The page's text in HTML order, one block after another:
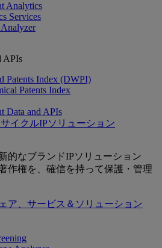
Analytics
Services
APIs
Patents Index (DWPI)
Patents Index
Data and APIs
イクルIPソリューション
的なブランドIPソリューション
作権を、確信を持って保護・管理
ア、サービス＆ソリューション